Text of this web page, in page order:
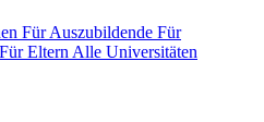
Für Auszubildende Für
Für Eltern Alle Universitäten